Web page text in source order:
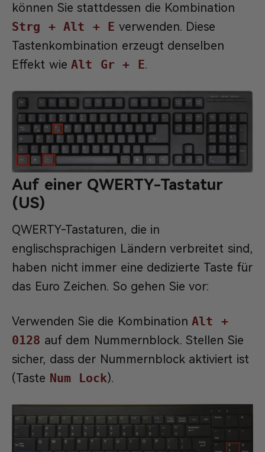
können Sie stattdessen die Kombination
Strg + Alt + E verwenden. Diese
Tastenkombination erzeugt denselben
Effekt wie Alt Gr + E.
Auf einer QWERTY-Tastatur
(US)
QWERTY-Tastaturen, die in
englischsprachigen Ländern verbreitet sind,
haben nicht immer eine dedizierte Taste für
das Euro Zeichen. So gehen Sie vor:
Verwenden Sie die Kombination Alt +
0128 auf dem Nummernblock. Stellen Sie
sicher, dass der Nummernblock aktiviert ist
(Taste Num Lock).